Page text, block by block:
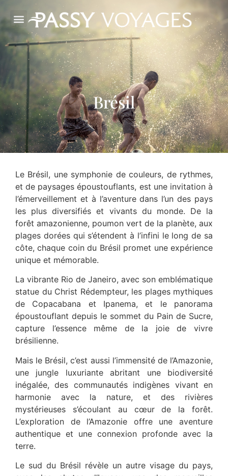
Brésil
Le Brésil, une symphonie de couleurs, de rythmes,
et de paysages époustouflants, est une invitation à
l’émerveillement et à l’aventure dans l’un des pays
les plus diversifiés et vivants du monde. De la
forêt amazonienne, poumon vert de la planète, aux
plages dorées qui s’étendent à l’infini le long de sa
côte, chaque coin du Brésil promet une expérience
unique et mémorable.
La vibrante Rio de Janeiro, avec son emblématique
statue du Christ Rédempteur, les plages mythiques
de Copacabana et Ipanema, et le panorama
époustouflant depuis le sommet du Pain de Sucre,
capture l’essence même de la joie de vivre
brésilienne.
Mais le Brésil, c’est aussi l’immensité de l’Amazonie,
une jungle luxuriante abritant une biodiversité
inégalée, des communautés indigènes vivant en
harmonie avec la nature, et des rivières
mystérieuses s’écoulant au cœur de la forêt.
L’exploration de l’Amazonie offre une aventure
authentique et une connexion profonde avec la
terre.
Le sud du Brésil révèle un autre visage du pays,